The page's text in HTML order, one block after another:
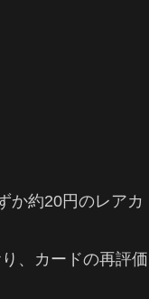
か約20円のレアカ
、カードの再評価